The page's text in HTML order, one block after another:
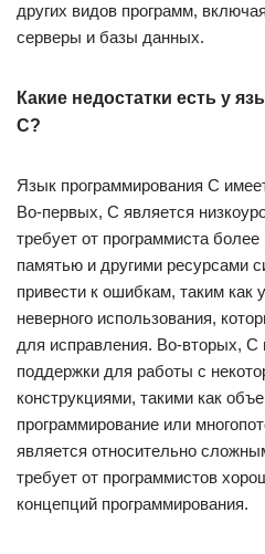
других видов программ,
серверы и базы данных.
Какие недостатки есть у
C?
Язык программирования C
Во-первых, C является
требует от программиста
памятью и другими ресурсами
привести к ошибкам, таким как
неверного использования,
для исправления. Во-вторых, C
поддержки для работы с
конструкциями, такими как
программирование или
является относительно
требует от программистов
концепций программирования.